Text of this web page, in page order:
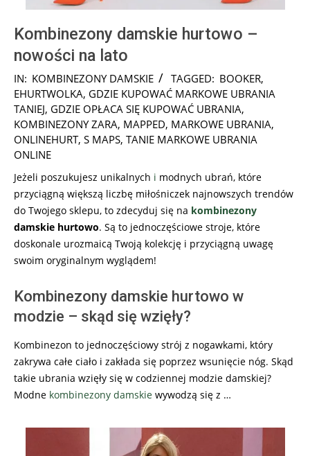
Kombinezony damskie hurtowo –
nowości na lato
2025-
01-
20
IN: KOMBINEZONY DAMSKIE TAGGED: BOOKER,
EHURTWOLKA, GDZIE KUPOWAĆ MARKOWE UBRANIA
TANIEJ, GDZIE OPŁACA SIĘ KUPOWAĆ UBRANIA,
KOMBINEZONY ZARA, MAPPED, MARKOWE UBRANIA,
ONLINEHURT, S MAPS, TANIE MARKOWE UBRANIA
ONLINE
Jeżeli poszukujesz unikalnych i modnych ubrań, które
przyciągną większą liczbę miłośniczek najnowszych trendów
do Twojego sklepu, to zdecyduj się na kombinezony
damskie hurtowo. Są to jednoczęściowe stroje, które
doskonale urozmaicą Twoją kolekcję i przyciągną uwagę
swoim oryginalnym wyglądem!
Kombinezony damskie hurtowo w
modzie – skąd się wzięły?
Kombinezon to jednoczęściowy strój z nogawkami, który
zakrywa całe ciało i zakłada się poprzez wsunięcie nóg. Skąd
takie ubrania wzięły się w codziennej modzie damskiej?
Modne kombinezony damskie wywodzą się z …